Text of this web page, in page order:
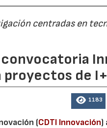
centradas en
convocatoria
proyectos de
1183
(CDTI Innovación)